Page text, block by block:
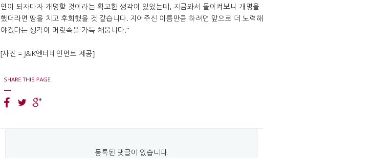
인이 되자마자 개명할 것이라는 확고한 생각이 있었는데, 지금와서 돌이켜보니 개명을
했더라면 땅을 치고 후회했을 것 같습니다. 지어주신 이름만큼 하려면 앞으로 더 노력해
야겠다는 생각이 머릿속을 가득 채웁니다."
[사진 = J&K엔터테인먼트 제공]
SHARE THIS PAGE
등록된 댓글이 없습니다.